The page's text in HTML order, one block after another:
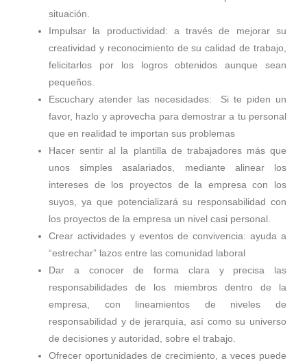
situación.
Impulsar la productividad: a través de mejorar su
creatividad y reconocimiento de su calidad de trabajo,
felicitarlos por los logros obtenidos aunque sean
pequeños.
Escuchary atender las necesidades: Si te piden un
favor, hazlo y aprovecha para demostrar a tu personal
que en realidad te importan sus problemas
Hacer sentir al la plantilla de trabajadores más que
unos simples asalariados, mediante alinear los
intereses de los proyectos de la empresa con los
suyos, ya que potencializará su responsabilidad con
los proyectos de la empresa un nivel casi personal.
Crear actividades y eventos de convivencia: ayuda a
“estrechar” lazos entre las comunidad laboral
Dar a conocer de forma clara y precisa las
responsabilidades de los miembros dentro de la
empresa, con lineamientos de niveles de
responsabilidad y de jerarquía, así como su universo
de decisiones y autoridad, sobre el trabajo.
Ofrecer oportunidades de crecimiento, a veces puede